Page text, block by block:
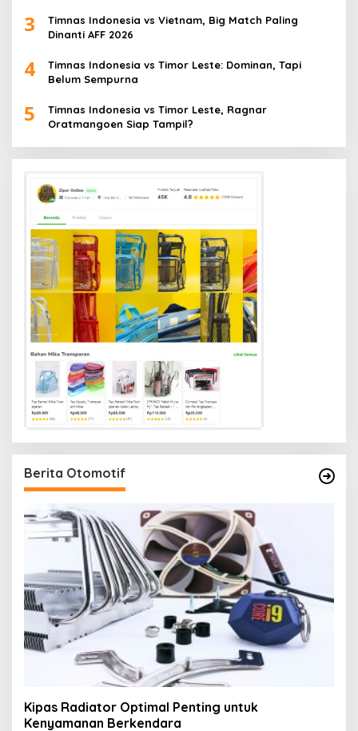
3
Timnas Indonesia vs Vietnam, Big Match Paling
Dinanti AFF 2026
4
Timnas Indonesia vs Timor Leste: Dominan, Tapi
Belum Sempurna
5
Timnas Indonesia vs Timor Leste, Ragnar
Oratmangoen Siap Tampil?
Berita Otomotif
Kipas Radiator Optimal Penting untuk
Kenyamanan Berkendara